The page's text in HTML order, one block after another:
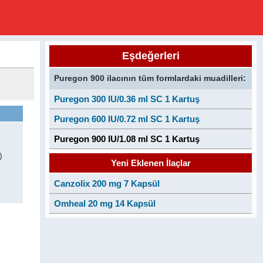
Eşdeğerleri
Puregon 900 ilacının tüm formlardaki muadilleri:
Puregon 300 IU/0.36 ml SC 1 Kartuş
Puregon 600 IU/0.72 ml SC 1 Kartuş
Puregon 900 IU/1.08 ml SC 1 Kartuş
Yeni Eklenen İlaçlar
Canzolix 200 mg 7 Kapsül
Omheal 20 mg 14 Kapsül